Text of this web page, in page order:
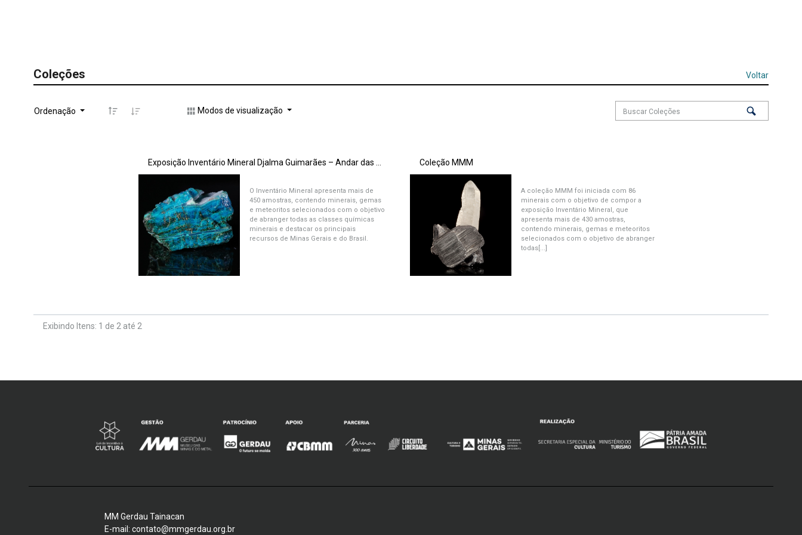
Coleções Voltar
Ordenação Modos de visualização
O Inventário Mineral apresenta mais de
450 amostras, contendo minerais, gemas
e meteoritos selecionados com o objetivo
de abranger todas as classes químicas
minerais e destacar os principais
recursos de Minas Gerais e do Brasil.
Coleção MMM
A coleção MMM foi iniciada com 86
minerais com o objetivo de compor a
exposição Inventário Mineral, que
apresenta mais de 430 amostras,
contendo minerais, gemas e meteoritos
selecionados com o objetivo de abranger
todas[...]
Exibindo Itens: 1 de 2 até 2
MM Gerdau Tainacan
E-mail: contato@mmgerdau.org.br